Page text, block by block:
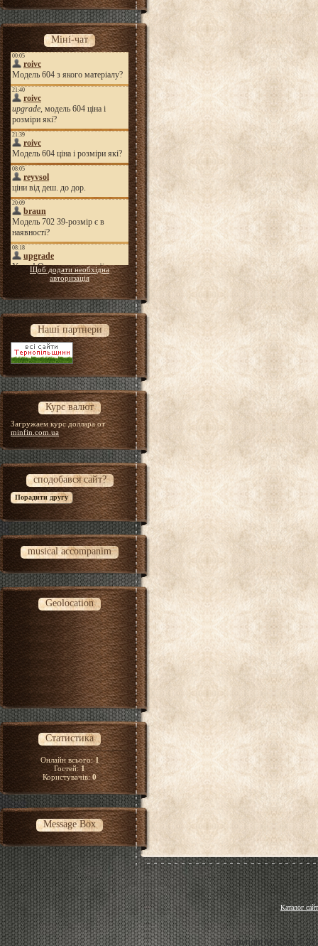
Міні-чат
Щоб додати необхідна
авторизація
Наші партнери
Курс валют
Загружаем курс доллара от
minfin.com.ua
сподобався сайт?
musical accompanim
Geolocation
Статистика
Онлайн всього:1
Гостей:1
Користувачів:0
Message Box
Каталог
Copyright MyCorp ©